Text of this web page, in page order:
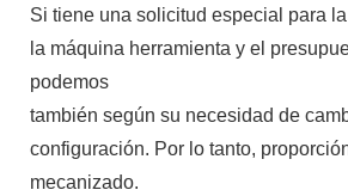
Si tiene una solicitud especial para
la máquina herramienta y el
podemos
también según su necesidad de
configuración. Por lo tanto,
mecanizado.